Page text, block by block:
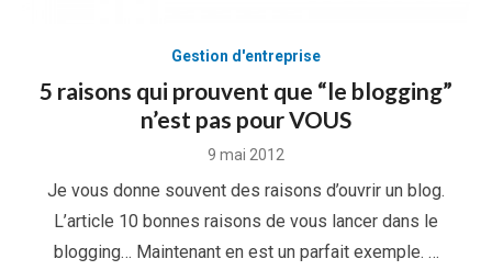
Gestion d'entreprise
5 raisons qui prouvent que “le blogging”
n’est pas pour VOUS
Posted
9 mai 2012
Je vous donne souvent des raisons d’ouvrir un blog.
L’article 10 bonnes raisons de vous lancer dans le
blogging… Maintenant en est un parfait exemple. …